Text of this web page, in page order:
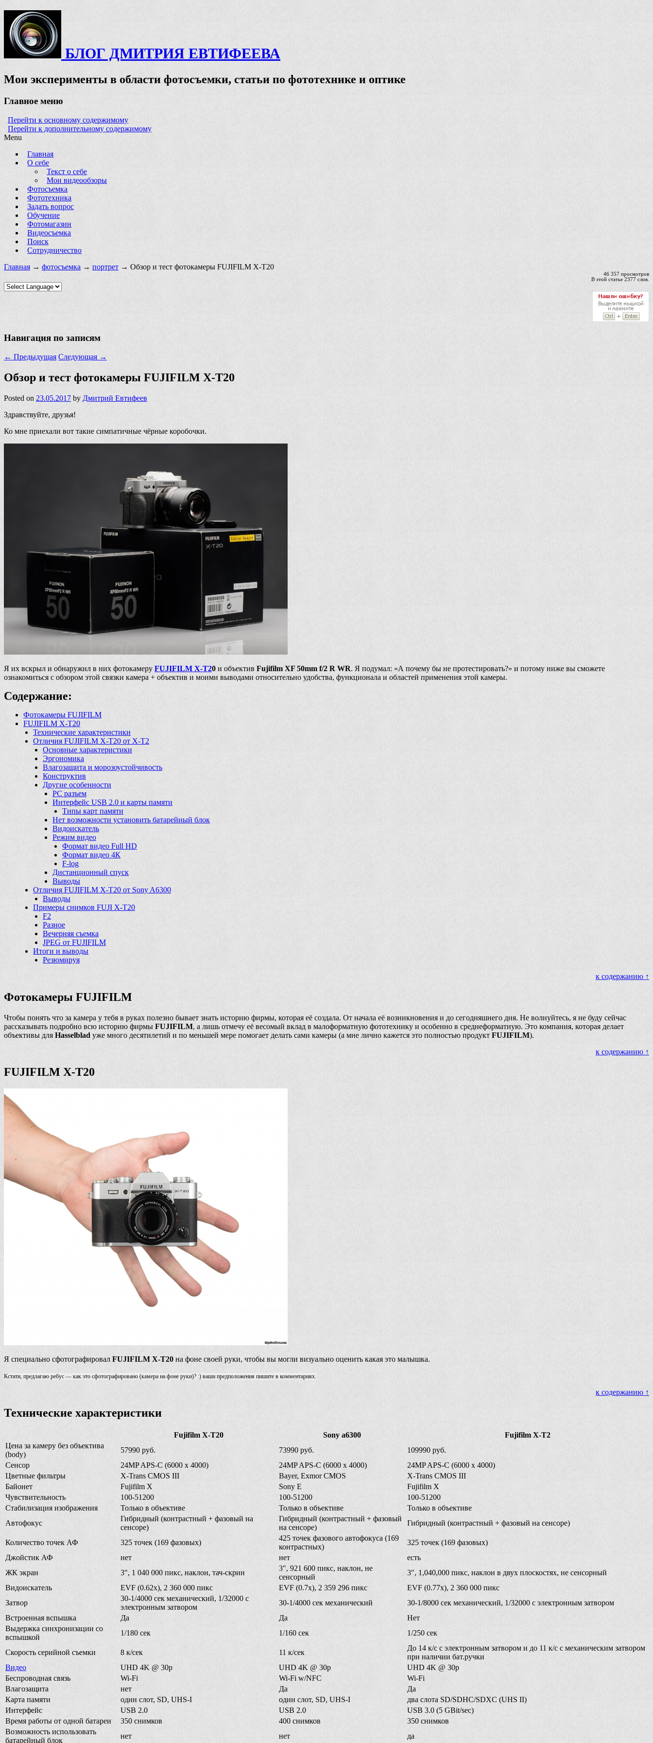
БЛОГ ДМИТРИЯ ЕВТИФЕЕВА
Мои эксперименты в области фотосъемки, статьи по фототехнике и оптике
Главное меню
Перейти к основному содержимому
Перейти к дополнительному содержимому
Menu
Главная
О себе
Текст о себе
Мои видеообзоры
Фотосъемка
Фототехника
Задать вопрос
Обучение
Фотомагазин
Видеосъемка
Поиск
Сотрудничество
Главная → фотосъемка → портрет → Обзор и тест фотокамеры FUJIFILM X-T20
46 357 просмотров
В этой статье 2377 слов.
Навигация по записям
← Предыдущая Следующая →
Обзор и тест фотокамеры FUJIFILM X-T20
Posted on 23.05.2017 by Дмитрий Евтифеев
Здравствуйте, друзья!
Ко мне приехали вот такие симпатичные чёрные коробочки.
Я их вскрыл и обнаружил в них фотокамеру FUJIFILM X-T20 и объектив Fujifilm XF 50mm f/2 R WR. Я подумал: «А почему бы не протестировать?» и потому ниже вы сможете
ознакомиться с обзором этой связки камера + объектив и моими выводами относительно удобства, функционала и областей применения этой камеры.
Содержание:
Фотокамеры FUJIFILM
FUJIFILM X-T20
Технические характеристики
Отличия FUJIFILM X-T20 от X-T2
Основные характеристики
Эргономика
Влагозащита и морозоустойчивость
Конструктив
Другие особенности
PC разъем
Интерфейс USB 2.0 и карты памяти
Типы карт памяти
Нет возможности установить батарейный блок
Видоискатель
Режим видео
Формат видео Full HD
Формат видео 4К
F-log
Дистанционный спуск
Выводы
Отличия FUJIFILM X-T20 от Sony A6300
Выводы
Примеры снимков FUJI X-T20
F2
Разное
Вечерняя съемка
JPEG от FUJIFILM
Итоги и выводы
Резюмируя
к содержанию ↑
Фотокамеры FUJIFILM
Чтобы понять что за камера у тебя в руках полезно бывает знать историю фирмы, которая её создала. От начала её возникновения и до сегодняшнего дня. Не волнуйтесь, я не буду сейчас
рассказывать подробно всю историю фирмы FUJIFILM, а лишь отмечу её весомый вклад в малоформатную фототехнику и особенно в среднеформатную. Это компания, которая делает
объективы для Hasselblad уже много десятилетий и по меньшей мере помогает делать сами камеры (а мне лично кажется это полностью продукт FUJIFILM).
к содержанию ↑
FUJIFILM X-T20
Я специально сфотографировал FUJIFILM X-T20 на фоне своей руки, чтобы вы могли визуально оценить какая это малышка.
Кстати, предлагаю ребус — как это сфотографировано (камера на фоне руки)? :) ваши предположения пишите в комментариях.
к содержанию ↑
Технические характеристики
Fujifilm X-T20 Sony a6300
Fujifilm X-T2
Цена за камеру без объектива
(body)
57990 руб. 73990 руб.
109990 руб.
Сенсор
24MP APS-C (6000 x 4000) 24MP APS-C (6000 x 4000)
24MP APS-C (6000 x 4000)
Цветные фильтры
X-Trans CMOS III Bayer, Exmor CMOS
X-Trans CMOS III
Байонет
Fujifilm X Sony E
Fujifilm X
Чувствительность
100-51200 100-51200
100-51200
Стабилизация изображения
Только в объективе Только в объективе
Только в объективе
Автофокус
Гибридный (контрастный + фазовый на
сенсоре)
Гибридный (контрастный + фазовый
на сенсоре)
Гибридный (контрастный + фазовый на сенсоре)
Количество точек АФ 325 точек (169 фазовых)
425 точек фазового автофокуса (169
контрастных)
325 точек (169 фазовых)
Джойстик АФ
нет нет
есть
ЖК экран
3", 1 040 000 пикс, наклон, тач-скрин
3", 921 600 пикс, наклон, не
сенсорный
3″, 1,040,000 пикс, наклон в двух плоскостях, не сенсорный
Видоискатель
EVF (0.62x), 2 360 000 пикс EVF (0.7x), 2 359 296 пикс
EVF (0.77x), 2 360 000 пикс
Затвор
30-1/4000 сек механический, 1/32000 с
электронным затвором
30-1/4000 сек механический
30-1/8000 сек механический, 1/32000 с электронным затвором
Встроенная вспышка
Да Да
Нет
Выдержка синхронизации со
вспышкой
1/180 сек 1/160 сек 1/250 сек
Скорость серийной съемки 8 к/сек 11 к/сек
До 14 к/с с электронным затвором и до 11 к/с с механическим затвором
при наличии бат.ручки
Видео
UHD 4K @ 30p UHD 4K @ 30p
UHD 4K @ 30p
Беспроводная связь
Wi-Fi Wi-Fi w/NFC
Wi-Fi
Влагозащита
нет Да
Да
Карта памяти
один слот, SD, UHS-I один слот, SD, UHS-I
два слота SD/SDHC/SDXC (UHS II)
Интерфейс
USB 2.0 USB 2.0
USB 3.0 (5 GBit/sec)
Время работы от одной батареи
350 снимков 400 снимков
350 снимков
Возможность использовать
батарейный блок
нет нет да